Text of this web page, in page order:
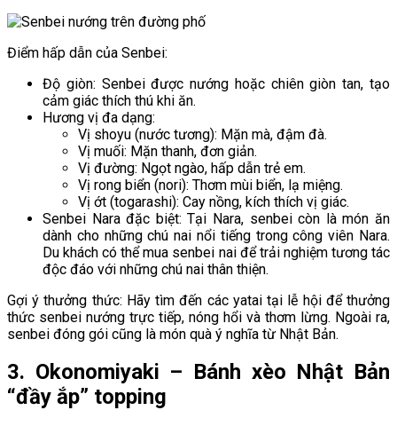
Điểm hấp dẫn của Senbei:
Độ giòn: Senbei được nướng hoặc chiên giòn tan, tạo
cảm giác thích thú khi ăn.
Hương vị đa dạng:
Vị shoyu (nước tương): Mặn mà, đậm đà.
Vị muối: Mặn thanh, đơn giản.
Vị đường: Ngọt ngào, hấp dẫn trẻ em.
Vị rong biển (nori): Thơm mùi biển, lạ miệng.
Vị ớt (togarashi): Cay nồng, kích thích vị giác.
Senbei Nara đặc biệt: Tại Nara, senbei còn là món ăn
dành cho những chú nai nổi tiếng trong công viên Nara.
Du khách có thể mua senbei nai để trải nghiệm tương tác
độc đáo với những chú nai thân thiện.
Gợi ý thưởng thức: Hãy tìm đến các yatai tại lễ hội để thưởng
thức senbei nướng trực tiếp, nóng hổi và thơm lừng. Ngoài ra,
senbei đóng gói cũng là món quà ý nghĩa từ Nhật Bản.
3. Okonomiyaki – Bánh xèo Nhật Bản
“đầy ắp” topping